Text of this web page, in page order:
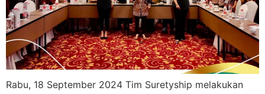
Rabu, 18 September 2024 Tim Suretyship melakukan